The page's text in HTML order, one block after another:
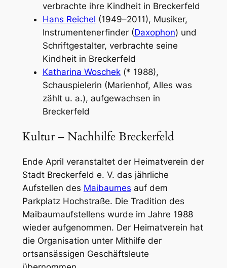
verbrachte ihre Kindheit in Breckerfeld
Hans Reichel (1949–2011), Musiker,
Instrumentenerfinder (Daxophon) und
Schriftgestalter, verbrachte seine
Kindheit in Breckerfeld
Katharina Woschek(* 1988),
Schauspielerin (Marienhof, Alles was
zählt u. a.), aufgewachsen in
Breckerfeld
Kultur – Nachhilfe Breckerfeld
Ende April veranstaltet der Heimatverein der
Stadt Breckerfeld e. V. das jährliche
Aufstellen des Maibaumes auf dem
Parkplatz Hochstraße. Die Tradition des
Maibaumaufstellens wurde im Jahre 1988
wieder aufgenommen. Der Heimatverein hat
die Organisation unter Mithilfe der
ortsansässigen Geschäftsleute